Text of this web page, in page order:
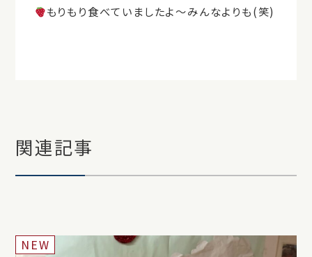
もりもり食べていましたよ～みんなよりも(笑)
関連記事
NEW